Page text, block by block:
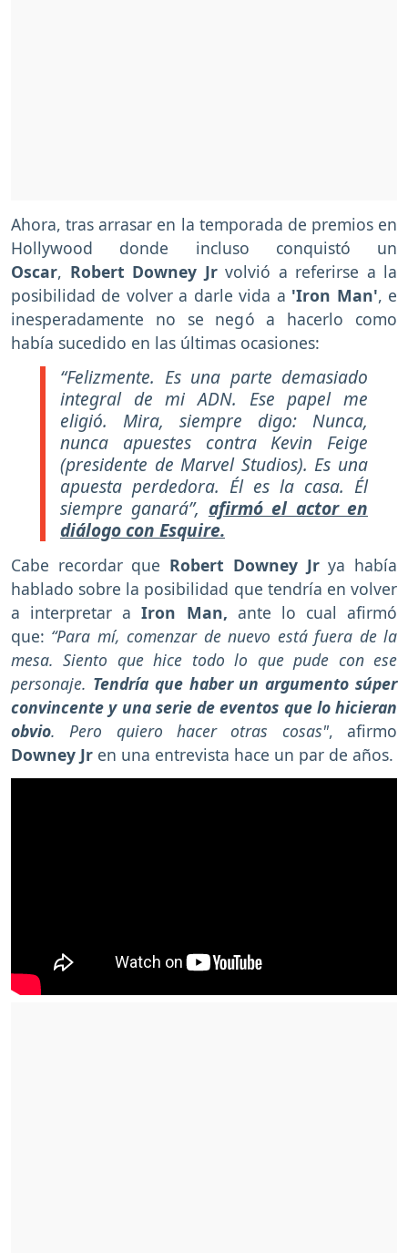
Ahora, tras arrasar en la temporada de premios en
Hollywood donde incluso conquistó un
Oscar, Robert Downey Jrvolvió a referirse a la
posibilidad de volver a darle vida a 'Iron Man', e
inesperadamente no se negó a hacerlo como
había sucedido en las últimas ocasiones:
“Felizmente. Es una parte demasiado
integral de mi ADN. Ese papel me
eligió. Mira, siempre digo: Nunca,
nunca apuestes contra Kevin Feige
(presidente de Marvel Studios). Es una
apuesta perdedora. Él es la casa. Él
siempre ganará”, afirmó el actor en
diálogo con Esquire.
Cabe recordar que Robert Downey Jrya había
hablado sobre la posibilidad que tendría en volver
a interpretar aIron Man, ante lo cual afirmó
que: “Para mí, comenzar de nuevo está fuera de la
mesa. Siento que hice todo lo que pude con ese
personaje. Tendría que haber un argumento súper
convincente y una serie de eventos que lo hicieran
obvio. Pero quiero hacer otras cosas", afirmo
Downey Jr en una entrevista hace un par de años.